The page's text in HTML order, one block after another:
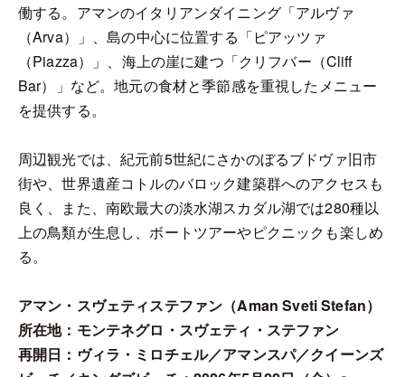
働する。アマンのイタリアンダイニング「アルヴァ
（Arva）」、島の中心に位置する「ピアッツァ
（Piazza）」、海上の崖に建つ「クリフバー（Cliff
Bar）」など。地元の食材と季節感を重視したメニュー
を提供する。
周辺観光では、紀元前5世紀にさかのぼるブドヴァ旧市
街や、世界遺産コトルのバロック建築群へのアクセスも
良く、また、南欧最大の淡水湖スカダル湖では280種以
上の鳥類が生息し、ボートツアーやピクニックも楽しめ
る。
アマン・スヴェティステファン（Aman Sveti Stefan）
所在地：モンテネグロ・スヴェティ・ステファン
再開日：ヴィラ・ミロチェル／アマンスパ／クイーンズ